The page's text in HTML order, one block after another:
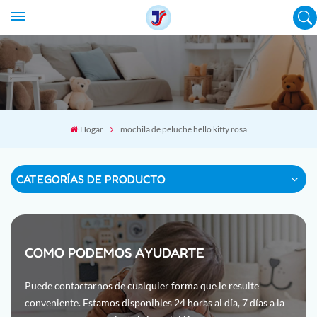
Hogar mochila de peluche hello kitty rosa
CATEGORÍAS DE PRODUCTO
COMO PODEMOS AYUDARTE
Puede contactarnos de cualquier forma que le resulte
conveniente. Estamos disponibles 24 horas al día, 7 días a la